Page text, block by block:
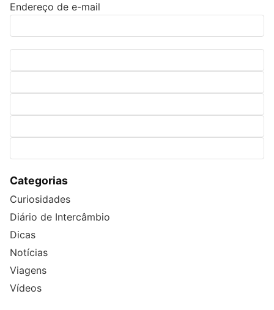
Endereço de e-mail
Categorias
Curiosidades
Diário de Intercâmbio
Dicas
Notícias
Viagens
Vídeos